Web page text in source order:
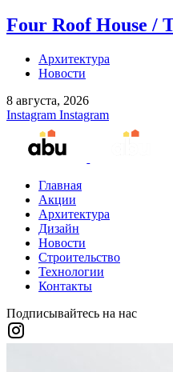
Four Roof House /
Архитектура
Новости
8 августа, 2026
Instagram Instagram
Главная
Акции
Архитектура
Дизайн
Новости
Строительство
Технологии
Контакты
Подписывайтесь на нас